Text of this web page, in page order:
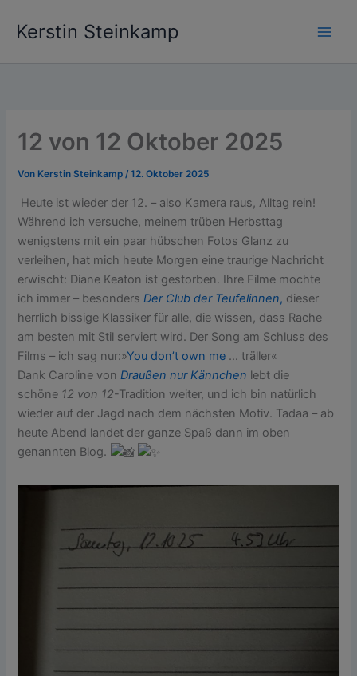
InhaltKerstin Steinkamp
12 von 12 Oktober 2025
Von Kerstin Steinkamp/12. Oktober 2025
Heute ist wieder der 12. – also Kamera raus, Alltag rein!
Während ich versuche, meinem trüben Herbsttag
wenigstens mit ein paar hübschen Fotos Glanz zu
verleihen, hat mich heute Morgen eine traurige Nachricht
erwischt: Diane Keaton ist gestorben. Ihre Filme mochte
ich immer – besondersDer Club der Teufelinnen, dieser
herrlich bissige Klassiker für alle, die wissen, dass Rache
am besten mit Stil serviert wird. Der Song am Schluss des
Films – ich sag nur:»You don’t own me … träller«
Dank Caroline vonDraußen nur Kännchen lebt die
schöne 12 von 12-Tradition weiter, und ich bin natürlich
wieder auf der Jagd nach dem nächsten Motiv. Tadaa – ab
heute Abend landet der ganze Spaß dann im oben
genannten Blog.